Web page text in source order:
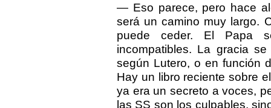
— Eso parece, pero hace
será un camino muy largo.
puede ceder. El Papa
incompatibles. La gracia
según Lutero, o en función
Hay un libro reciente sobre
ya era un secreto a voces,
las SS son los culpables,